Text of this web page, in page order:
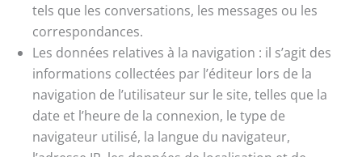
tels que les conversations, les messages ou les
correspondances.
Les données relatives à la navigation : il s’agit des
informations collectées par l’éditeur lors de la
navigation de l’utilisateur sur le site, telles que la
date et l’heure de la connexion, le type de
navigateur utilisé, la langue du navigateur,